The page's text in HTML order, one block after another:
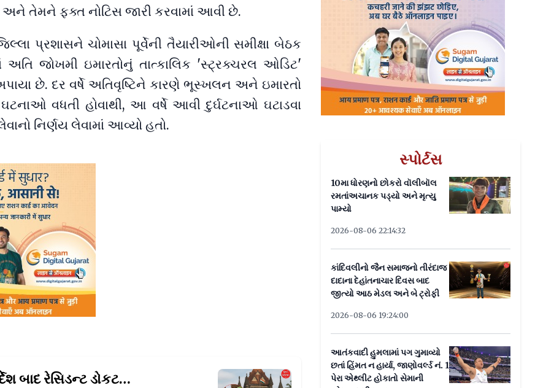
તેમને ફક્ત નોટિસ જારી કરવામાં આવી છે.
પ્રશાસને ચોમાસા પૂર્વેની તૈયારીઓની સમીક્ષા બેઠક
અતિ જોખમી ઇમારતોનું તાત્કાલિક 'સ્ટ્રક્ચરલ ઓડિટ'
છે. દર વર્ષે અતિવૃષ્ટિને કારણે ભૂસ્ખલન અને ઇમારતો
ઘટનાઓ વધતી હોવાથી, આ વર્ષે આવી દુર્ઘટનાઓ ઘટાડવા
નિર્ણય લેવામાં આવ્યો હતો.
બાદ રેસિડન્ટડોકટરોએ હડતાળ પાછી ખેંચી
સ્પોર્ટસ
10મા ધોરણનો છોકરો વૉલીબૉલ
રમતાંઅચાનક પડ્યો અને મૃત્યુ
પામ્યો
2026-08-06 22:14:32
કાંદિવલીનો જૈન સમાજનો તીરંદાજ
દાદાના દેહાંતનાચાર દિવસ બાદ
જીત્યો આઠ મેડલ અને બે ટ્રોફી
2026-08-06 19:24:00
આતંકવાદી હુમલામાં પગ ગુમાવ્યો
છતાં હિંમત ન હાર્યા, જાણોવર્લ્ડ નં. 1
પેરા એથ્લીટ હોકાતો સેમાની